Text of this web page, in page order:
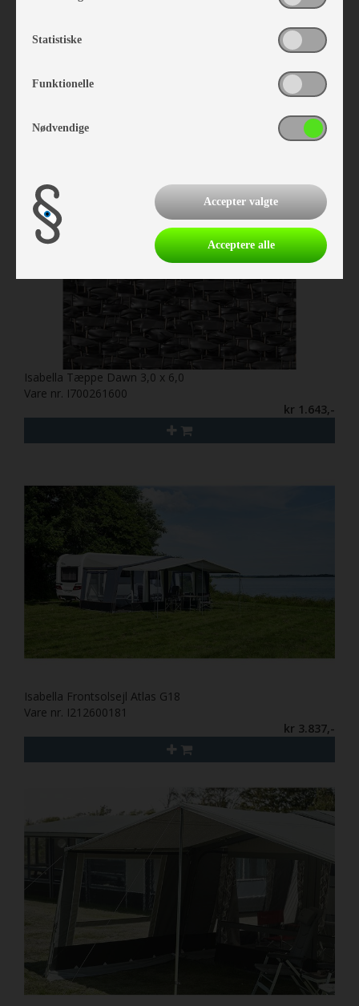
kr 1.643,-
Isabella Tæppe Dawn 3,0 x 6,0
Vare nr. I700261600
kr 1.643,-
Isabella Frontsolsejl Atlas G18
Vare nr. I212600181
kr 3.837,-
Statistiske
Funktionelle
Nødvendige
Accepter valgte
Acceptere alle